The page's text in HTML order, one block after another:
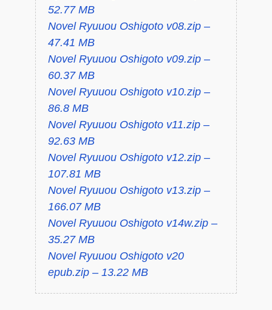
52.77 MB
Novel Ryuuou Oshigoto v08.zip –
47.41 MB
Novel Ryuuou Oshigoto v09.zip –
60.37 MB
Novel Ryuuou Oshigoto v10.zip –
86.8 MB
Novel Ryuuou Oshigoto v11.zip –
92.63 MB
Novel Ryuuou Oshigoto v12.zip –
107.81 MB
Novel Ryuuou Oshigoto v13.zip –
166.07 MB
Novel Ryuuou Oshigoto v14w.zip –
35.27 MB
Novel Ryuuou Oshigoto v20
epub.zip – 13.22 MB